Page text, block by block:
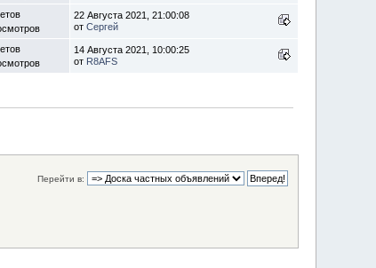
22 Августа 2021, 21:00:08
отСергей
14 Августа 2021, 10:00:25
от R8AFS
Перейти в: